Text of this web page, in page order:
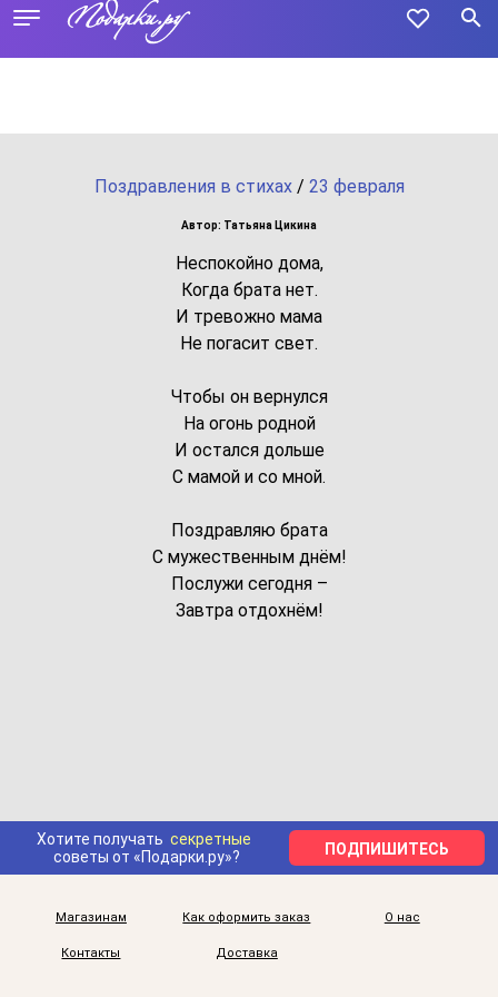
Поздравления в стихах / 23 февраля
Автор: Татьяна Цикина
Неспокойно дома,
Когда брата нет.
И тревожно мама
Не погасит свет.
Чтобы он вернулся
На огонь родной
И остался дольше
С мамой и со мной.
Поздравляю брата
С мужественным днём!
Послужи сегодня –
Завтра отдохнём!
Хотите получать секретные
советы от «Подарки.ру»?
ПОДПИШИТЕСЬ
Магазинам Как оформить заказ О нас
Контакты Доставка